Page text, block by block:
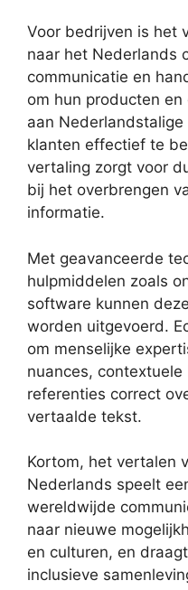
Voor bedrijven is het
naar het Nederlands
communicatie en
om hun producten
aan
klanten effectief te
vertaling zorgt voor
bij het overbrengen
informatie.
Met geavanceerde
hulpmiddelen zoals
software kunnen
worden uitgevoerd.
om menselijke
nuances,
referenties correct
vertaalde tekst.
Kortom, het vertalen
Nederlands speelt
wereldwijde
naar nieuwe
en culturen, en
inclusieve